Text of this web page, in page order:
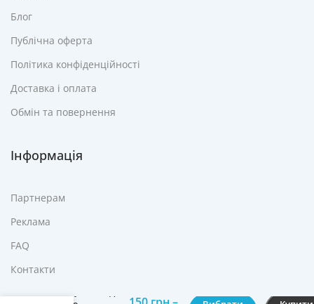
Блог
Публічна оферта
Політика конфіденційності
Доставка і оплата
Обмін та повернення
Інформація
Партнерам
Реклама
FAQ
Контакти
Очищувач